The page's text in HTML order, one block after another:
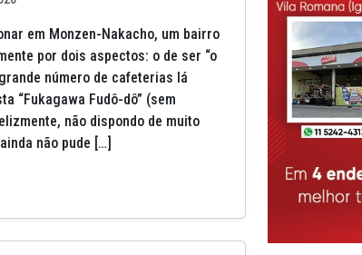
em Monzen-Nakacho, um bairro
por dois aspectos: o de ser “o
número de cafeterias lá
“Fukagawa Fudô-dô” (sem
não dispondo de muito
não pude […]